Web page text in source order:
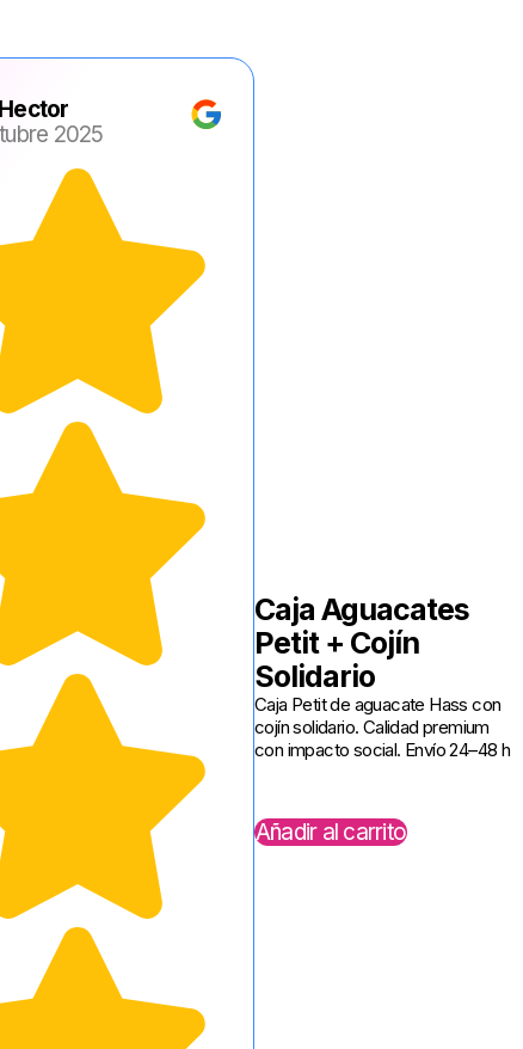
2025
Caja Aguacates
Petit + Cojín
Solidario
Caja Petit de aguacate Hass con
cojín solidario. Calidad premium
con impacto social. Envío 24–48 h
Añadir al carrito